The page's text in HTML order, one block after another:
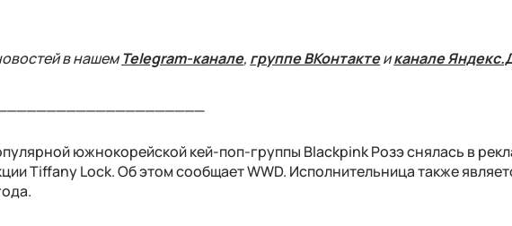
в нашемTelegram-канале, группе ВКонтактеиканале
южнокорейской кей-поп-группы Blackpink Розэ снялась в
Tiffany Lock. Об этом сообщает WWD. Исполнительница также